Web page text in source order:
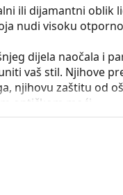
ili dijamantni oblik
nudi visoku
dijela naočala i
vaš stil. Njihove
njihovu zaštitu od
optičkom moći.